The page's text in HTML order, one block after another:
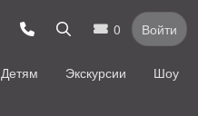
0 Войти
Детям Экскурсии Шоу